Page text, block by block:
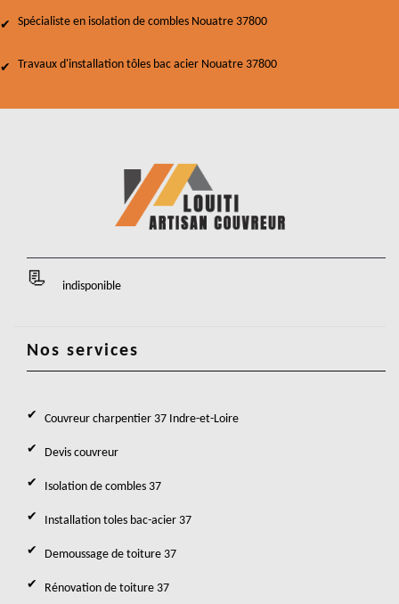
Spécialiste en isolation de combles Nouatre 37800
Travaux d'installation tôles bac acier Nouatre 37800
indisponible
Nos services
Couvreur charpentier 37 Indre-et-Loire
Devis couvreur
Isolation de combles 37
Installation toles bac-acier 37
Demoussage de toiture 37
Rénovation de toiture 37